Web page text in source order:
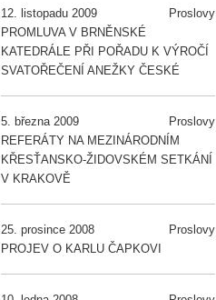
12. listopadu 2009
Proslovy
PROMLUVA V BRNĚNSKÉ
KATEDRÁLE PŘI POŘADU K VÝROČÍ
SVATOŘEČENÍ ANEŽKY ČESKÉ
5. března 2009
Proslovy
REFERÁTY NA MEZINÁRODNÍM
KŘESŤANSKO-ŽIDOVSKÉM SETKÁNÍ
V KRAKOVĚ
25. prosince 2008
Proslovy
PROJEV O KARLU ČAPKOVI